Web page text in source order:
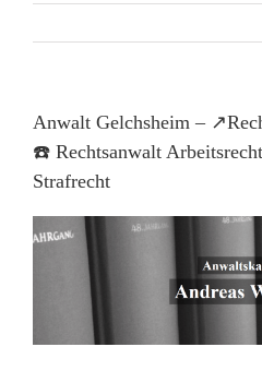
Anwalt Gelchsheim –
☎️ Rechtsanwalt
Strafrecht